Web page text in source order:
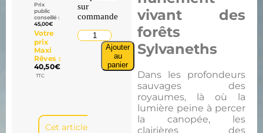
vivant des
forêts
Sylvaneths
Dans les profondeurs
sauvages des
royaumes, là où la
lumière peine à percer
la canopée, les
clairières des
Prix
public
conseillé :
45,00€
Votre
prix
Maxi
Rêves :
40,50€
TTC
sur
commande
Ajouter
au
panier
Cet article